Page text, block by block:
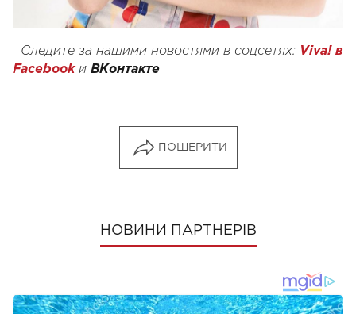
Следите за нашими новостями в соцсетях: Viva! в
Facebookи ВКонтакте
ПОШЕРИТИ
НОВИНИ ПАРТНЕРІВ